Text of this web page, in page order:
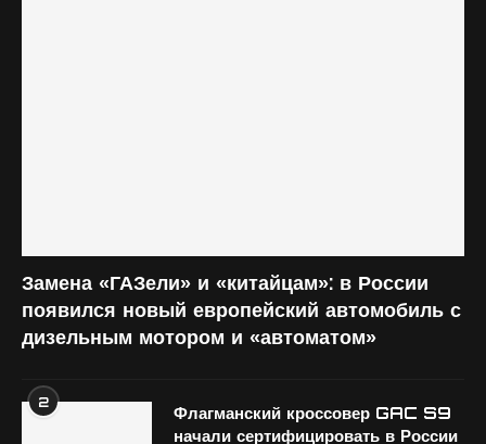
Замена «ГАЗели» и «китайцам»: в России
появился новый европейский автомобиль с
дизельным мотором и «автоматом»
2
Флагманский кроссовер GAC S9
начали сертифицировать в России